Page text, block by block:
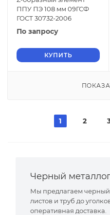
ППУ ПЭ 108 мм 09ГСФ
ГОСТ 30732-2006
По запросу
КУПИТЬ
1 2
Черный
Мы предлагаем
листов и труб до
оперативная доставка.